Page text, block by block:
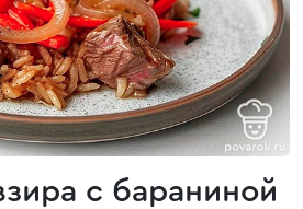
с бараниной